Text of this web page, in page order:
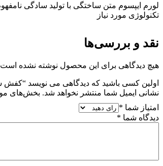
لورم ایپسوم متن ساختگی با تولید سادگی
تکنولوژی مورد نیاز
نقد و بررسی‌ها
هیچ دیدگاهی برای این محصول نوشته نشده
اولین کسی باشید که دیدگاهی می نویسد “کفش
نشانی ایمیل شما منتشر نخواهد شد. بخش‌های
امتیاز شما *
دیدگاه شما *